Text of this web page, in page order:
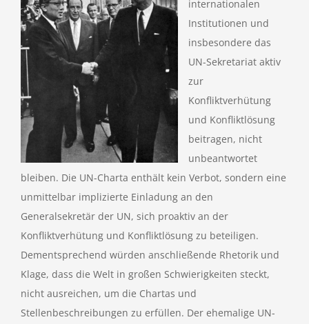
internationalen
Institutionen und
insbesondere das
UN-Sekretariat aktiv
zur
Konfliktverhütung
und Konfliktlösung
beitragen, nicht
unbeantwortet
bleiben. Die UN-Charta enthält kein Verbot, sondern eine
unmittelbar implizierte Einladung an den
Generalsekretär der UN, sich proaktiv an der
Konfliktverhütung und Konfliktlösung zu beteiligen.
Dementsprechend würden anschließende Rhetorik und
Klage, dass die Welt in großen Schwierigkeiten steckt,
nicht ausreichen, um die Chartas und
Stellenbeschreibungen zu erfüllen. Der ehemalige UN-